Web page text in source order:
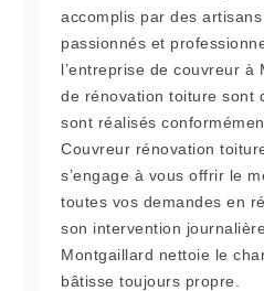
accomplis par des
passionnés et
l’entreprise de couvreur à
de rénovation toiture sont
sont réalisés
Couvreur rénovation
s’engage à vous offrir le
toutes vos demandes en
son intervention
Montgaillard nettoie le
bâtisse toujours propre.